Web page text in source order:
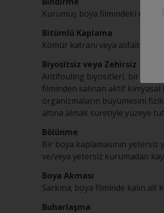
Kurumuş boya filmindeki renk
Bitümlü Kaplama
Kömür katranı veya asfalt bazlı
Biyositsiz veya Zehirsiz
Antifouling biyositleri, bir
filminden salınan aktif
organizmaların büyümesini
altına almak suretiyle yüzeye
Bölünme
Bir boya kaplamasının yetersiz
ve/veya yetersiz kurumadan
Boya Akması
Sarkma; boya filminde kalın alt
Buharlaşma